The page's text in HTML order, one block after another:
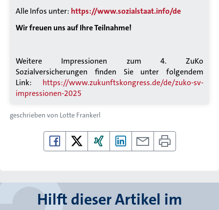
Alle Infos unter: https://www.sozialstaat.info/de
Wir freuen uns auf Ihre Teilnahme!
Weitere Impressionen zum 4. ZuKo
Sozialversicherungen finden Sie unter folgendem
Link: https://www.zukunftskongress.de/de/zuko-sv-
impressionen-2025
geschrieben von Lotte Frankerl
Hilft dieser Artikel im